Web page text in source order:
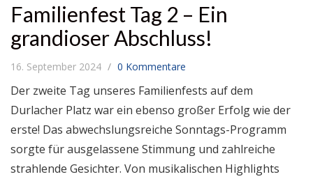
Familienfest Tag 2 – Ein
grandioser Abschluss!
16. September 2024 0 Kommentare
Der zweite Tag unseres Familienfests auf dem
Durlacher Platz war ein ebenso großer Erfolg wie der
erste! Das abwechslungsreiche Sonntags-Programm
sorgte für ausgelassene Stimmung und zahlreiche
strahlende Gesichter. Von musikalischen Highlights